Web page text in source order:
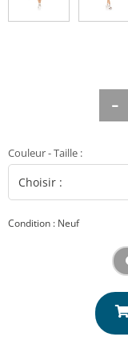
-
Couleur - Taille :
Condition : Neuf